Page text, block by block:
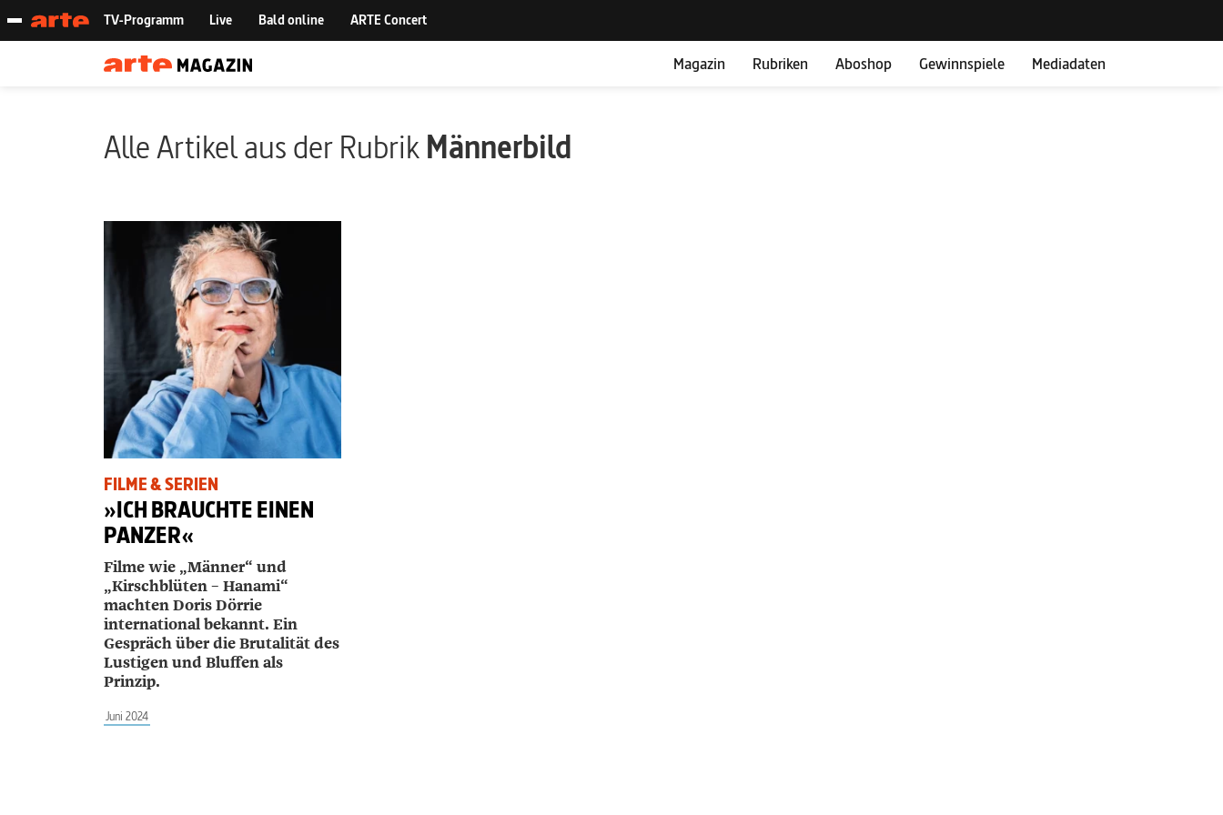
Magazin Rubriken Aboshop Gewinnspiele Mediadaten
Alle Artikel aus der RubrikMännerbild
FILME & SERIEN
»ICH BRAUCHTE EINEN
PANZER«
Filme wie „Männer“ und
„Kirschblüten – Hanami“
machten ­Doris ­Dörrie
international bekannt. Ein
Gespräch über die Brutalität des
Lustigen und Bluffen als
Prinzip.
Juni 2024